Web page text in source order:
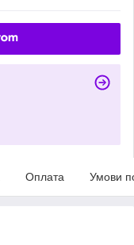
Оплата Умови